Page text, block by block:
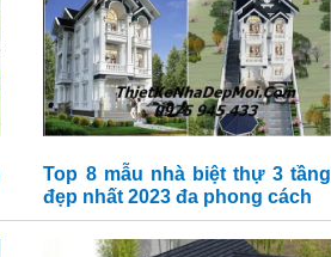
Top 8 mẫu nhà biệt thự 3 tầng
đẹp nhất 2023 đa phong cách